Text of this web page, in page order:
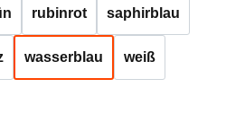
rubinrot saphirblau
wasserblau weiß